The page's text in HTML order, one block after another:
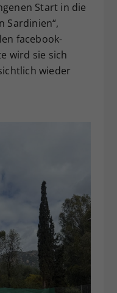
Start in die
Sardinien“,
facebook-
wird sie sich
wieder